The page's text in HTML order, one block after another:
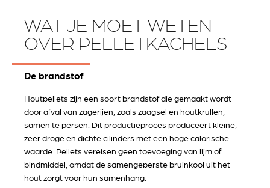
WAT JE MOET WETEN
OVER PELLETKACHELS
De brandstof
Houtpellets zijn een soort brandstof die gemaakt wordt
door afval van zagerijen, zoals zaagsel en houtkrullen,
samen te persen. Dit productieproces produceert kleine,
zeer droge en dichte cilinders met een hoge calorische
waarde. Pellets vereisen geen toevoeging van lijm of
bindmiddel, omdat de samengeperste bruinkool uit het
hout zorgt voor hun samenhang.